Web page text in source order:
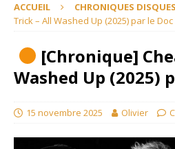
ACCUEIL CHRONIQUES DISQUES
Trick – All Washed Up (2025) par le Doc
[Chronique]
Washed Up (2025)
15 novembre 2025 Olivier